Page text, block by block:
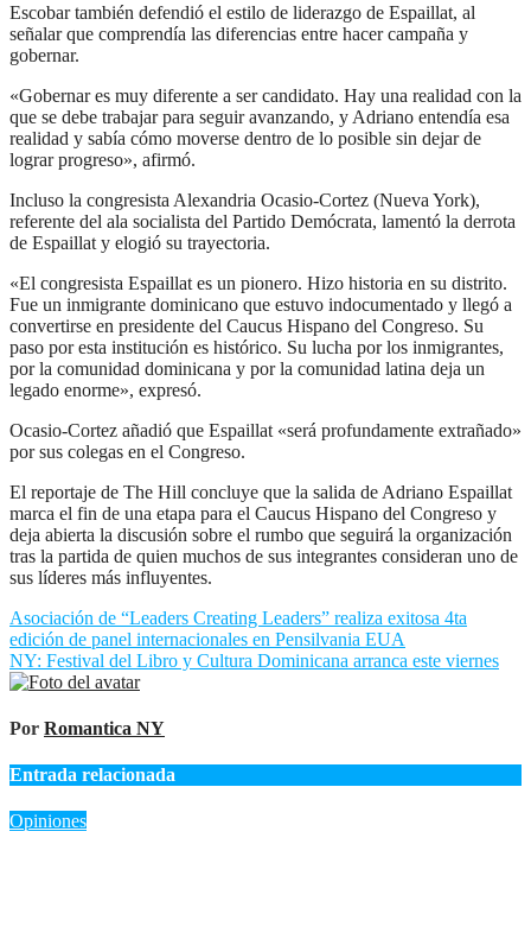
Escobar también defendió el estilo de liderazgo de Espaillat, al
señalar que comprendía las diferencias entre hacer campaña y
gobernar.
«Gobernar es muy diferente a ser candidato. Hay una realidad con la
que se debe trabajar para seguir avanzando, y Adriano entendía esa
realidad y sabía cómo moverse dentro de lo posible sin dejar de
lograr progreso», afirmó.
Incluso la congresista Alexandria Ocasio-Cortez (Nueva York),
referente del ala socialista del Partido Demócrata, lamentó la derrota
de Espaillat y elogió su trayectoria.
«El congresista Espaillat es un pionero. Hizo historia en su distrito.
Fue un inmigrante dominicano que estuvo indocumentado y llegó a
convertirse en presidente del Caucus Hispano del Congreso. Su
paso por esta institución es histórico. Su lucha por los inmigrantes,
por la comunidad dominicana y por la comunidad latina deja un
legado enorme», expresó.
Ocasio-Cortez añadió que Espaillat «será profundamente extrañado»
por sus colegas en el Congreso.
El reportaje de The Hill concluye que la salida de Adriano Espaillat
marca el fin de una etapa para el Caucus Hispano del Congreso y
deja abierta la discusión sobre el rumbo que seguirá la organización
tras la partida de quien muchos de sus integrantes consideran uno de
sus líderes más influyentes.
Navegación
de
entradas
Asociación de “Leaders Creating Leaders” realiza exitosa 4ta
edición de panel internacionales en Pensilvania EUA
NY: Festival del Libro y Cultura Dominicana arranca este viernes
Por Romantica NY
Entrada relacionada
Opiniones